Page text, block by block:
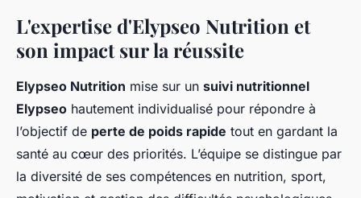
L'expertise d'Elypseo Nutrition et
son impact sur la réussite
Elypseo Nutrition mise sur un suivi nutritionnel
Elypseo hautement individualisé pour répondre à
l’objectif de perte de poids rapide tout en gardant la
santé au cœur des priorités. L’équipe se distingue par
la diversité de ses compétences en nutrition, sport,